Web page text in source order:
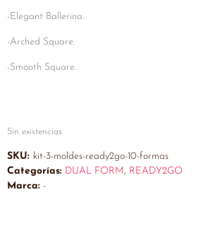
-Elegant Ballerina.
-Arched Square.
-Smooth Square.
Sin existencias
SKU: kit-3-moldes-ready2go-10-formas
Categorías: DUAL FORM, READY2GO
Marca: -